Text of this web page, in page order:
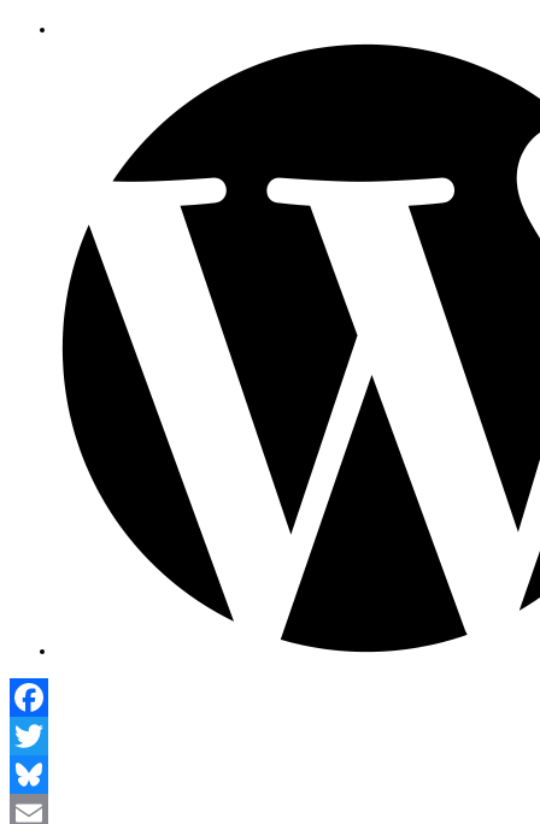
Facebook
Twitter
Bluesky